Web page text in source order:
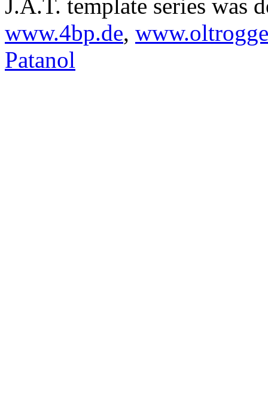
J.A.T. template series was
www.4bp.de,
Patanol